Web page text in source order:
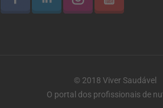
© 2018 Viver Saudável
O portal dos profissionais de